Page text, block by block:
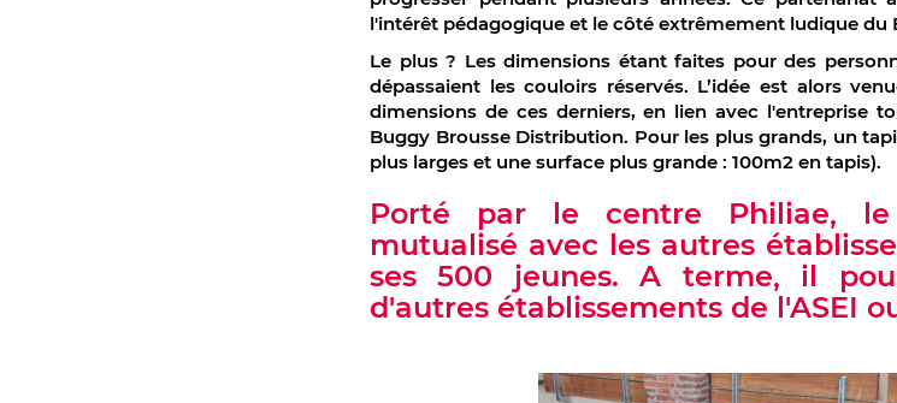
l'intérêt pédagogique et le côté extrêmement ludique du
Le plus ? Les dimensions étant faites pour des
dépassaient les couloirs réservés. L’idée est alors
dimensions de ces derniers, en lien avec l'entreprise
Buggy Brousse Distribution. Pour les plus grands, un
plus larges et une surface plus grande : 100m2 en tapis).
Porté par le centre Philiae, le
mutualisé avec les autres
ses 500 jeunes. A terme, il
d'autres établissements de l'ASEI